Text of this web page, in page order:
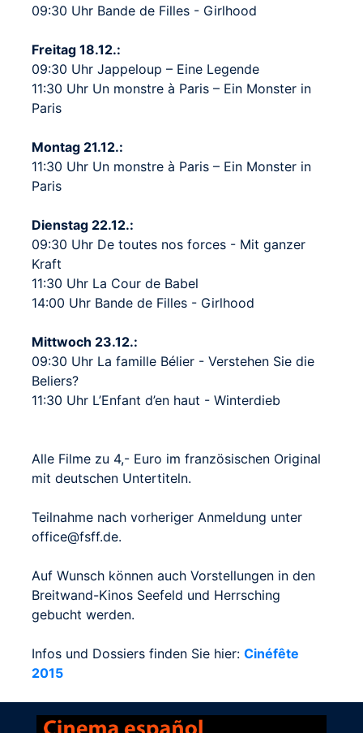
09:30 Uhr Bande de Filles - Girlhood
Freitag 18.12.:
09:30 Uhr Jappeloup – Eine Legende
11:30 Uhr Un monstre à Paris – Ein Monster in
Paris
Montag 21.12.:
11:30 Uhr Un monstre à Paris – Ein Monster in
Paris
Dienstag 22.12.:
09:30 Uhr De toutes nos forces - Mit ganzer
Kraft
11:30 Uhr La Cour de Babel
14:00 Uhr Bande de Filles - Girlhood
Mittwoch 23.12.:
09:30 Uhr La famille Bélier - Verstehen Sie die
Beliers?
11:30 Uhr L’Enfant d’en haut - Winterdieb
Alle Filme zu 4,- Euro im französischen Original
mit deutschen Untertiteln.
Teilnahme nach vorheriger Anmeldung unter
office@fsff.de.
Auf Wunsch können auch Vorstellungen in den
Breitwand-Kinos Seefeld und Herrsching
gebucht werden.
Infos und Dossiers finden Sie hier: Cinéfête
2015